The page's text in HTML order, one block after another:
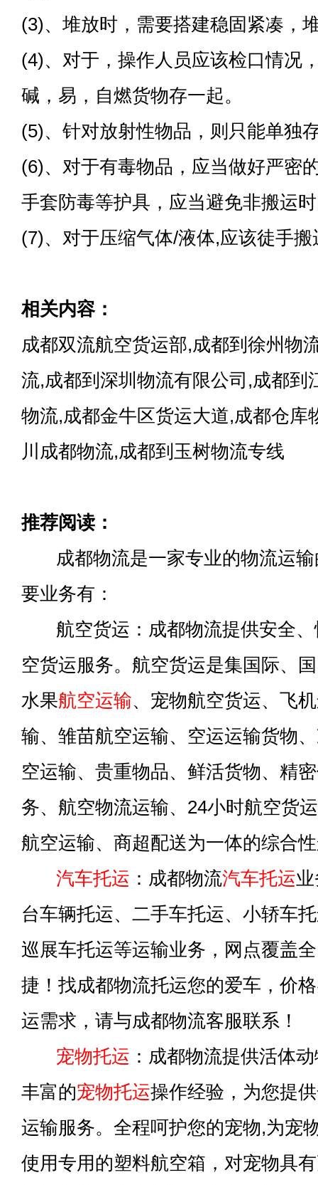
(3)、堆放时，需要搭建稳固紧凑，
(4)、对于，操作人员应该检口情况
碱，易，自燃货物存一起。
(5)、针对放射性物品，则只能单独
(6)、对于有毒物品，应当做好严密
手套防毒等护具，应当避免非搬运
(7)、对于压缩气体/液体,应该徒手
相关内容：
成都双流航空货运部,成都到徐州物
流,成都到深圳物流有限公司,成都到
物流,成都金牛区货运大道,成都仓库
川成都物流,成都到玉树物流专线
推荐阅读：
成都物流是一家专业的物流运输
要业务有：
航空货运：成都物流提供安全、
空货运服务。航空货运是集国际、
水果航空运输、宠物航空货运、飞
输、雏苗航空运输、空运运输货物
空运输、贵重物品、鲜活货物、精
务、航空物流运输、24小时航空货
航空运输、商超配送为一体的综合
汽车托运 ：成都物流汽车托运
台车辆托运、二手车托运、小轿车
巡展车托运等运输业务，网点覆盖
捷！找成都物流托运您的爱车，价
运需求，请与成都物流客服联系！
宠物托运 ：成都物流提供活体
丰富的宠物托运操作经验，为您提
运输服务。全程呵护您的宠物,为宠
使用专用的塑料航空箱，对宠物具